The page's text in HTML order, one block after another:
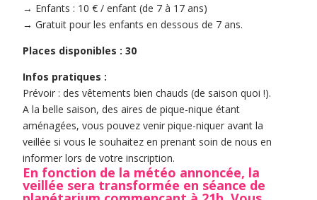
→ Enfants : 10 € / enfant (de 7 à 17 ans)
→ Gratuit pour les enfants en dessous de 7 ans.
Places disponibles : 30
Infos pratiques :
Prévoir : des vêtements bien chauds (de saison quoi !).
A la belle saison, des aires de pique-nique étant
aménagées, vous pouvez venir pique-niquer avant la
veillée si vous le souhaitez en prenant soin de nous en
informer lors de votre inscription.
En fonction de la météo annoncée, la
veillée sera transformée en séance de